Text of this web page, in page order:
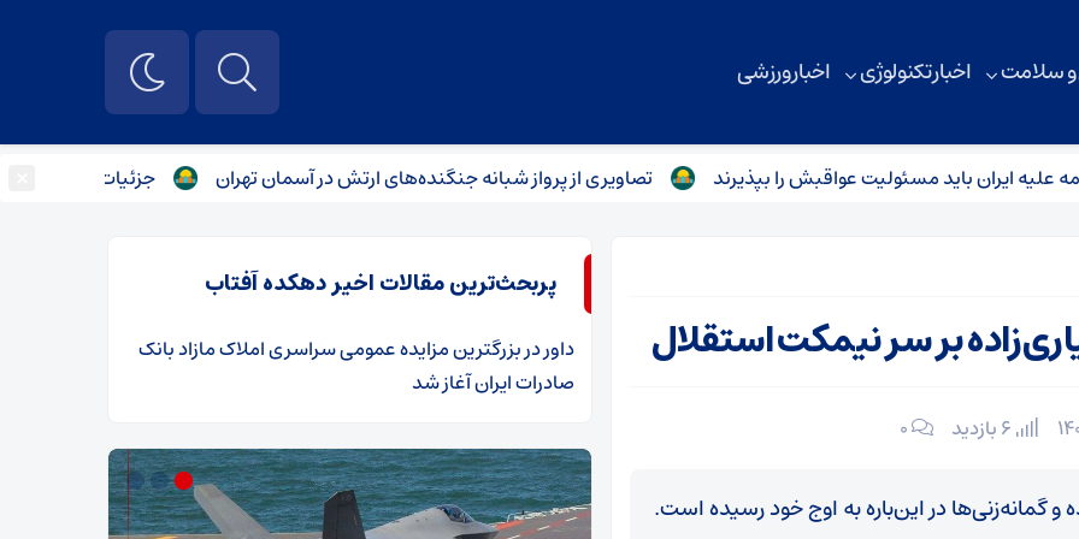
و سلامت اخبار تکنولوژی اخبار ورزشی
باید مسئولیت عواقبش را بپذیرند تصاویری از پرواز شبانه جنگنده‌های ارتش در آسمان تهران جزئیات حمله شبانه ارتش
بر سر نیمکت استقلال
۰
گمانه‌زنی‌ها در این‌باره به اوج خود رسیده است.
پربحث‌ترین مقالات اخیر دهکده آفتاب
داوردر​بزرگترین مزایده عمومی سراسری املاک مازاد بانک
صادرات ایران آغاز شد